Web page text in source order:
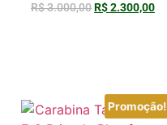
R$3.000,00R$2.300,00
Promoção!